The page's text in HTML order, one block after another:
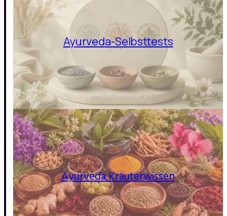
Ayurveda-Selbsttests
Ayurveda Kräuterwissen